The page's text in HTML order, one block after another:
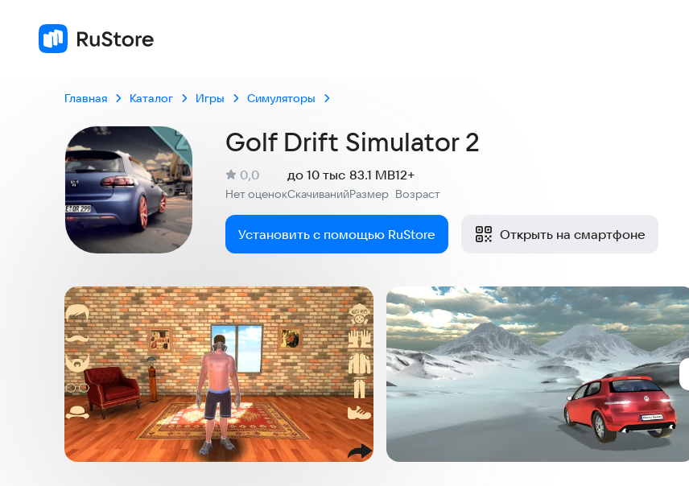
Главная Каталог Игры Симуляторы
Golf Drift Simulator 2
Рейтинг:
0,0
Нет оценокСкачиваний
до 10 тыс
Размер
83.1 MB
Возраст
12+
Установить с помощью RuStore Открыть на смартфоне
Скриншоты